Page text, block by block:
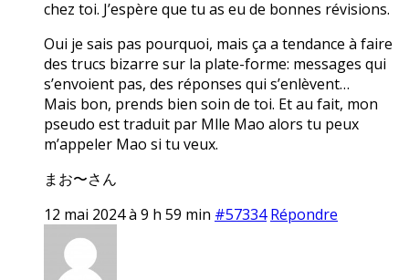
chez toi. J’espère que tu as eu de bonnes révisions.
Oui je sais pas pourquoi, mais ça a tendance à faire
des trucs bizarre sur la plate-forme: messages qui
s’envoient pas, des réponses qui s’enlèvent…
Mais bon, prends bien soin de toi. Et au fait, mon
pseudo est traduit par Mlle Mao alors tu peux
m’appeler Mao si tu veux.
まお〜さん
12 mai 2024 à 9 h 59 min #57334 Répondre